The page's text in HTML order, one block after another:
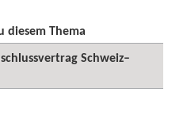
diesem Thema
Schweiz–